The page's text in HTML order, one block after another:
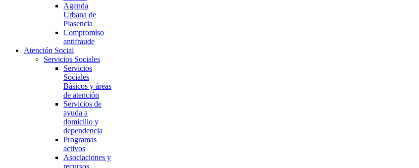
Agenda
Urbana de
Plasencia
Compromiso
antifraude
Atención Social
Servicios Sociales
Servicios
Sociales
Básicos y áreas
de atención
Servicios de
ayuda a
domicilio y
dependencia
Programas
activos
Asociaciones y
recursos